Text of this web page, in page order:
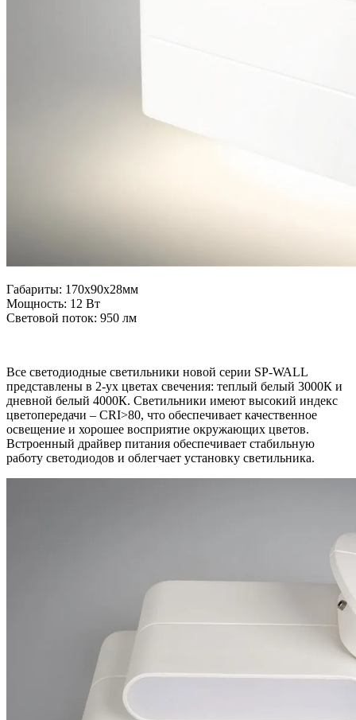
Габариты: 170x90x28мм
Мощность: 12 Вт
Световой поток: 950 лм
Все светодиодные светильники новой серии SP-WALL
представлены в 2-ух цветах свечения: теплый белый 3000К и
дневной белый 4000К. Светильники имеют высокий индекс
цветопередачи – CRI>80, что обеспечивает качественное
освещение и хорошее восприятие окружающих цветов.
Встроенный драйвер питания обеспечивает стабильную
работу светодиодов и облегчает установку светильника.